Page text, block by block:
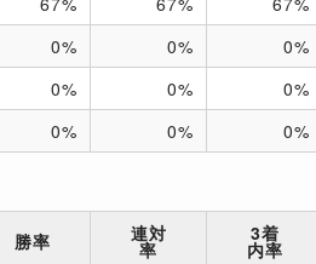
0% 0%
0%
0% 0%
0%
0% 0% 0%
勝率 連対
率
3着
内率